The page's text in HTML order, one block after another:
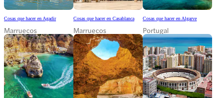
Cosas que hacer en Agadir
Marruecos
Cosas que hacer en Casablanca
Marruecos
Cosas que hacer en Algarve
Portugal